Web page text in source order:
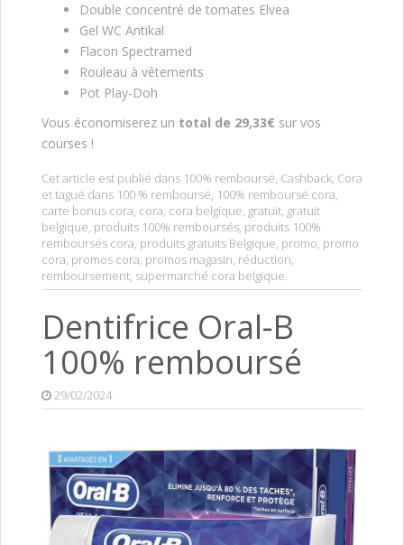
Double concentré de tomates Elvea
Gel WC Antikal
Flacon Spectramed
Rouleau à vêtements
Pot Play-Doh
Vous économiserez un total de 29,33€ sur vos
courses !
Cet article est publié dans 100% remboursé, Cashback, Cora
et tagué dans 100 % remboursé, 100% remboursé cora,
carte bonus cora, cora, cora belgique, gratuit, gratuit
belgique, produits 100% remboursés, produits 100%
remboursés cora, produits gratuits Belgique, promo, promo
cora, promos cora, promos magasin, réduction,
remboursement, supermarché cora belgique.
Dentifrice Oral-B
100% remboursé
29/02/2024